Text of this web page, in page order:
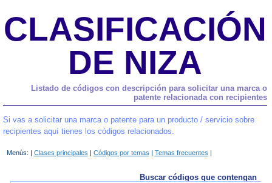
CLASIFICACIÓN
DE NIZA
Listado de códigos con descripción para solicitar una marca o
patente relacionada con recipientes
Si vas a solicitar una marca o patente para un producto / servicio sobre
recipientes aquí tienes los códigos relacionados.
Menús: | Clases principales | Códigos por temas | Temas frecuentes |
Buscar códigos que contengan